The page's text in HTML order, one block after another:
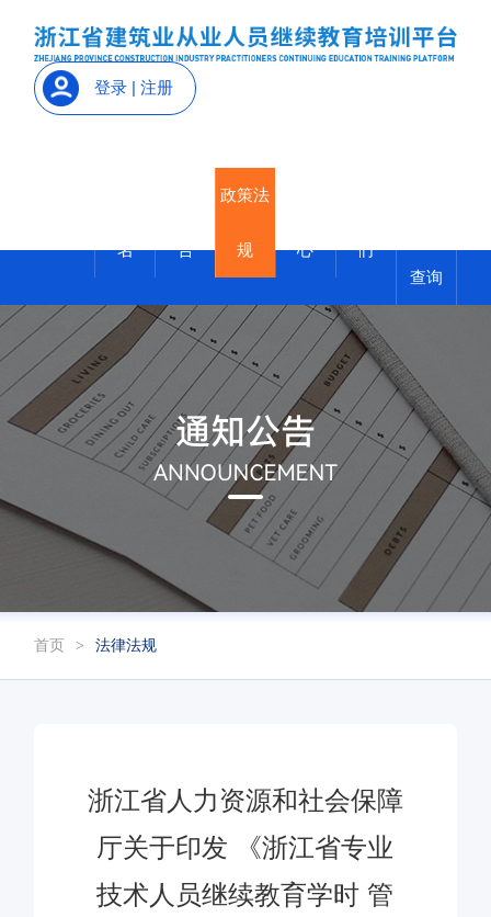
登录 | 注册
名 告
政策法
规 心 们
查询
首页 法律法规
浙江省人力资源和社会保障
厅关于印发 《浙江省专业
技术人员继续教育学时 管